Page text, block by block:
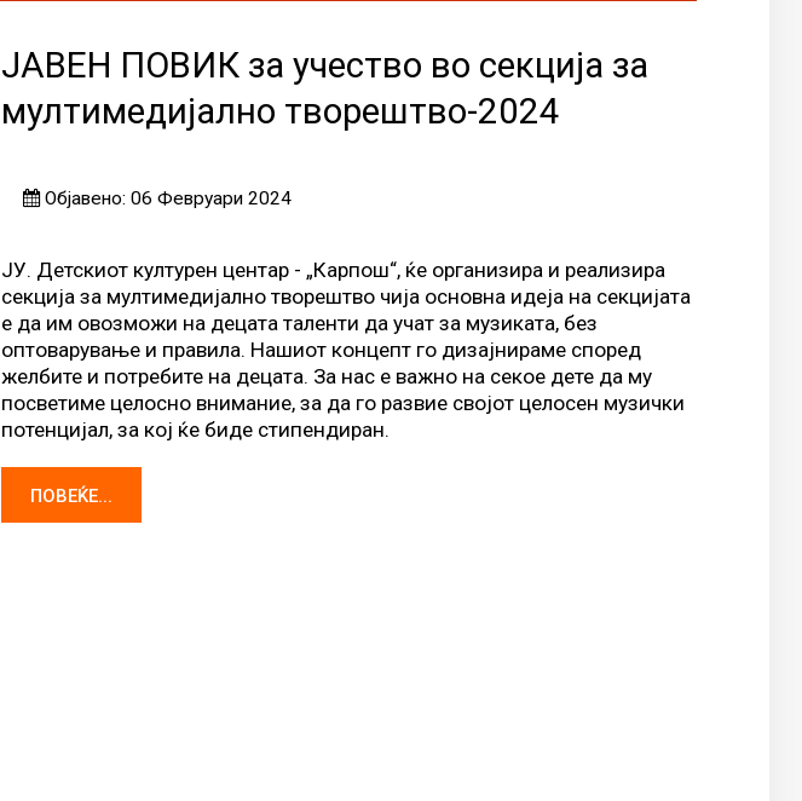
ЈАВЕН ПОВИК за учество во секција за
мултимедијално творештво-2024
Објавено: 06 Февруари 2024
ЈУ. Детскиот културен центар - „Карпош“, ќе организира и реализира
секција за мултимедијално творештво чија основна идеја на секцијата
е да им овозможи на децата таленти да учат за музиката, без
оптоварување и правила. Нашиот концепт го дизајнираме според
желбите и потребите на децата. За нас е важно на секое дете да му
посветиме целосно внимание, за да го развие својот целосен музички
потенцијал, за кој ќе биде стипендиран.
ПОВЕЌЕ...